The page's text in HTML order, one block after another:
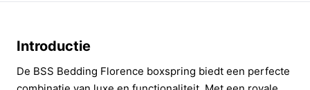
Introductie
De BSS Bedding Florence boxspring biedt een perfecte